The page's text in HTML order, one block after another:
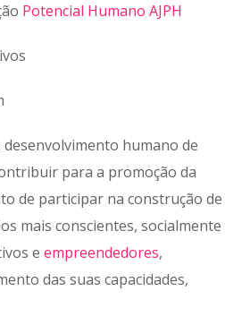
Potencial Humano AJPH
humano de
para a promoção da
de participar na construção de
mais conscientes, socialmente
e empreendedores,
das suas capacidades,